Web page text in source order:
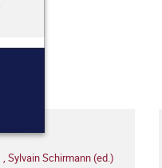
, Sylvain Schirmann (ed.)